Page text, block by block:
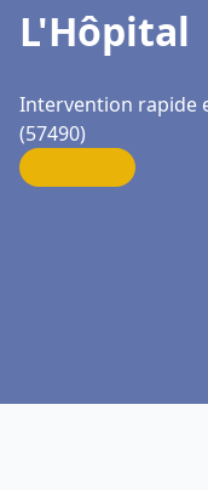
L'Hôpital
Intervention rapide
(57490)